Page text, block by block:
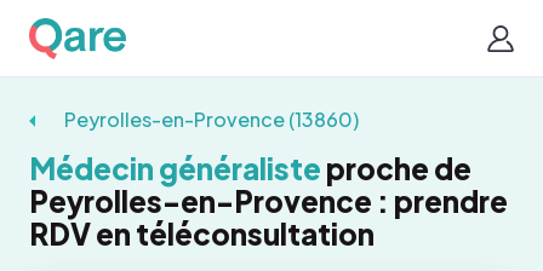
Peyrolles-en-Provence (13860)
Médecin généraliste proche de
Peyrolles-en-Provence : prendre
RDV en téléconsultation